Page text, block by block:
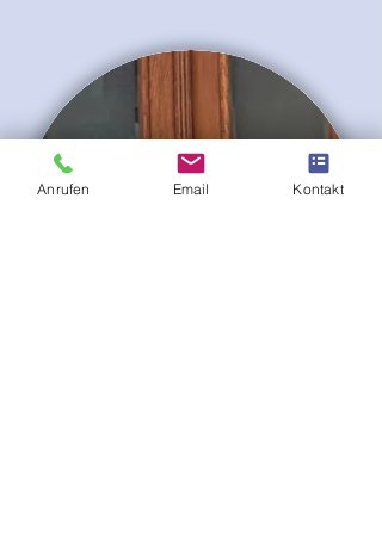
Anrufen Email Kontakt